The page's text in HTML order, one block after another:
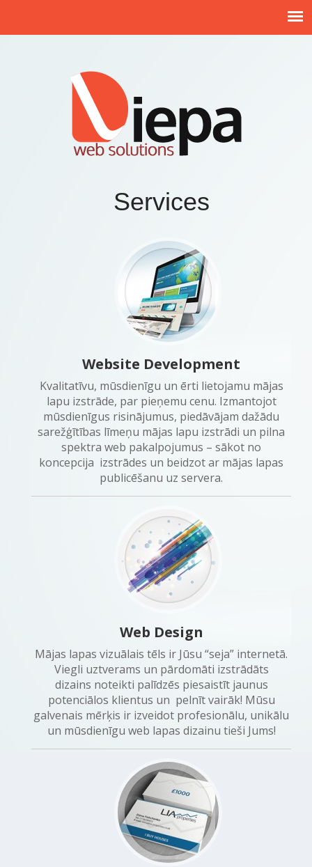
Services
Website Development
Kvalitatīvu, mūsdienīgu un ērti lietojamu mājas
lapu izstrāde, par pieņemu cenu. Izmantojot
mūsdienīgus risinājumus, piedāvājam dažādu
sarežģītības līmeņu mājas lapu izstrādi un pilna
spektra web pakalpojumus – sākot no
koncepcija izstrādes un beidzot ar mājas lapas
publicēšanu uz servera.
Web Design
Mājas lapas vizuālais tēls ir Jūsu “seja” internetā.
Viegli uztverams un pārdomāti izstrādāts
dizains noteikti palīdzēs piesaistīt jaunus
potenciālos klientus un pelnīt vairāk! Mūsu
galvenais mērķis ir izveidot profesionālu, unikālu
un mūsdienīgu web lapas dizainu tieši Jums!